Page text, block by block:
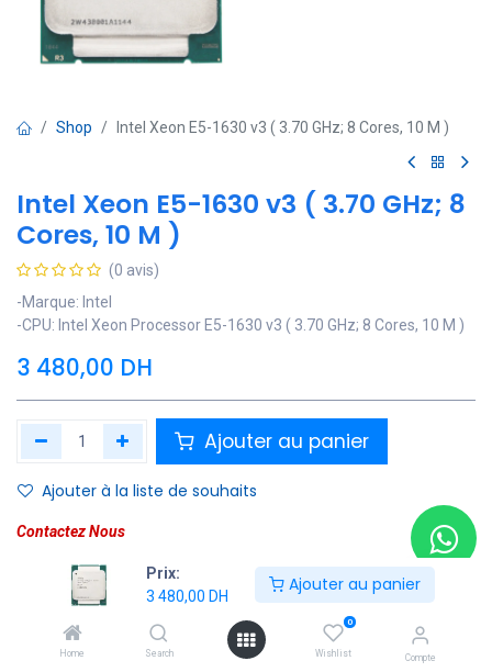
Prix:
3 480,00 DH
Ajouter au panier
Home Search
0
Wishlist Compte
Shop Intel Xeon E5-1630 v3 ( 3.70 GHz; 8 Cores, 10 M )
Intel Xeon E5-1630 v3 ( 3.70 GHz; 8
Cores, 10 M )
(0 avis)
-Marque: Intel
-CPU: Intel Xeon Processor E5-1630 v3 ( 3.70 GHz; 8 Cores, 10 M )
3 480,00 DH
Ajouter au panier
Ajouter à la liste de souhaits
Contactez Nous
Soyez averti lorsque le produit est de nouveau en stock
Enregistrer pour plus tard